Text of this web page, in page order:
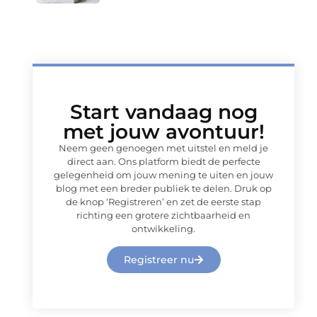
Start vandaag nog
met jouw avontuur!
Neem geen genoegen met uitstel en meld je
direct aan. Ons platform biedt de perfecte
gelegenheid om jouw mening te uiten en jouw
blog met een breder publiek te delen. Druk op
de knop ‘Registreren’ en zet de eerste stap
richting een grotere zichtbaarheid en
ontwikkeling.
Registreer nu